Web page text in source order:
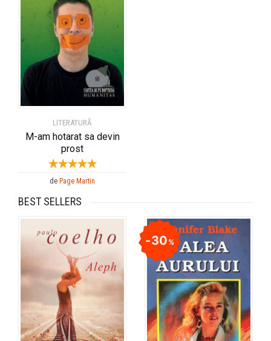
LITERATURĂ
M-am hotarat sa devin
prost
de Page Martin
BEST SELLERS
30%